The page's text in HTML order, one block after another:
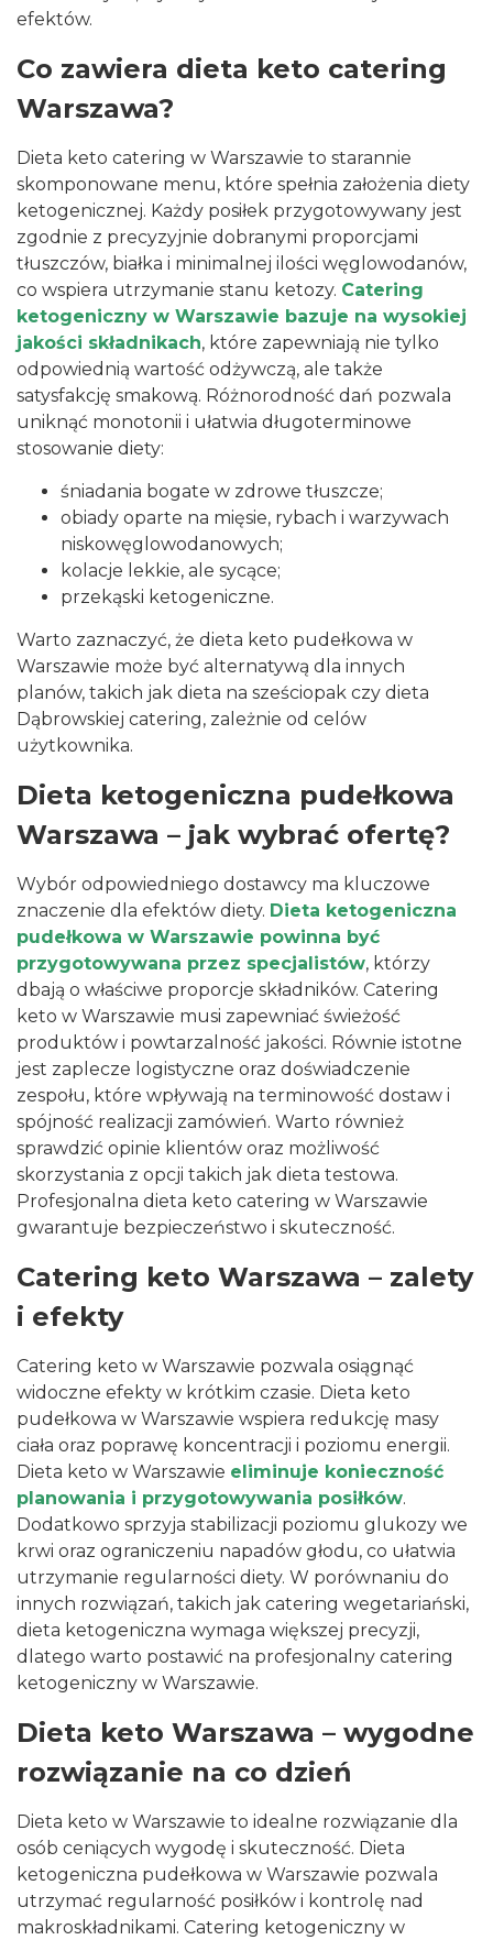
efektów.
Co zawiera dieta keto catering
Warszawa?
Dieta keto catering w Warszawie to starannie
skomponowane menu, które spełnia założenia diety
ketogenicznej. Każdy posiłek przygotowywany jest
zgodnie z precyzyjnie dobranymi proporcjami
tłuszczów, białka i minimalnej ilości węglowodanów,
co wspiera utrzymanie stanu ketozy. Catering
ketogeniczny w Warszawie bazuje na wysokiej
jakości składnikach, które zapewniają nie tylko
odpowiednią wartość odżywczą, ale także
satysfakcję smakową. Różnorodność dań pozwala
uniknąć monotonii i ułatwia długoterminowe
stosowanie diety:
śniadania bogate w zdrowe tłuszcze;
obiady oparte na mięsie, rybach i warzywach
niskowęglowodanowych;
kolacje lekkie, ale sycące;
przekąski ketogeniczne.
Warto zaznaczyć, że dieta keto pudełkowa w
Warszawie może być alternatywą dla innych
planów, takich jak dieta na sześciopak czy dieta
Dąbrowskiej catering, zależnie od celów
użytkownika.
Dieta ketogeniczna pudełkowa
Warszawa – jak wybrać ofertę?
Wybór odpowiedniego dostawcy ma kluczowe
znaczenie dla efektów diety. Dieta ketogeniczna
pudełkowa w Warszawie powinna być
przygotowywana przez specjalistów, którzy
dbają o właściwe proporcje składników. Catering
keto w Warszawie musi zapewniać świeżość
produktów i powtarzalność jakości. Równie istotne
jest zaplecze logistyczne oraz doświadczenie
zespołu, które wpływają na terminowość dostaw i
spójność realizacji zamówień. Warto również
sprawdzić opinie klientów oraz możliwość
skorzystania z opcji takich jak dieta testowa.
Profesjonalna dieta keto catering w Warszawie
gwarantuje bezpieczeństwo i skuteczność.
Catering keto Warszawa – zalety
i efekty
Catering keto w Warszawie pozwala osiągnąć
widoczne efekty w krótkim czasie. Dieta keto
pudełkowa w Warszawie wspiera redukcję masy
ciała oraz poprawę koncentracji i poziomu energii.
Dieta keto w Warszawie eliminuje konieczność
planowania i przygotowywania posiłków.
Dodatkowo sprzyja stabilizacji poziomu glukozy we
krwi oraz ograniczeniu napadów głodu, co ułatwia
utrzymanie regularności diety. W porównaniu do
innych rozwiązań, takich jak catering wegetariański,
dieta ketogeniczna wymaga większej precyzji,
dlatego warto postawić na profesjonalny catering
ketogeniczny w Warszawie.
Dieta keto Warszawa – wygodne
rozwiązanie na co dzień
Dieta keto w Warszawie to idealne rozwiązanie dla
osób ceniących wygodę i skuteczność. Dieta
ketogeniczna pudełkowa w Warszawie pozwala
utrzymać regularność posiłków i kontrolę nad
makroskładnikami. Catering ketogeniczny w